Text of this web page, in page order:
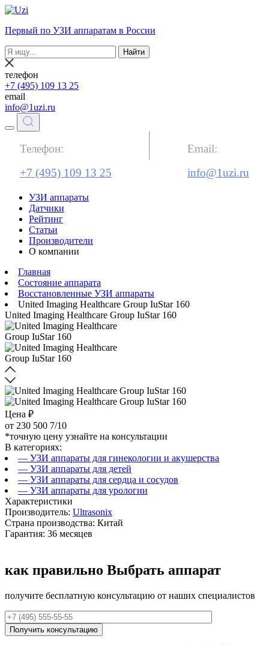
Первый по УЗИ аппаратам в России
Найти
телефон
+7 (495) 109 13 25
email
info@1uzi.ru
Телефон:
+7 (495) 109 13 25
Email:
info@1uzi.ru
УЗИ аппараты
Датчики
Рейтинг
Статьи
Производители
О компании
Главная
Состояние аппарата
Восстановленные УЗИ аппараты
United Imaging Healthcare Group IuStar 160
United Imaging Healthcare Group IuStar 160
Цена ₽
от 230 500 7/10
*точную цену узнайте на консультации
В категориях:
— УЗИ аппараты для гинекологии и акушерства
— УЗИ аппараты для детей
— УЗИ аппараты для сердца и сосудов
— УЗИ аппараты для урологии
Характеристики
Производитель: Ultrasonix
Страна производства: Китай
Гарантия: 36 месяцев
как правильно Выбрать аппарат
получите бесплатную консультацию от наших специалистов